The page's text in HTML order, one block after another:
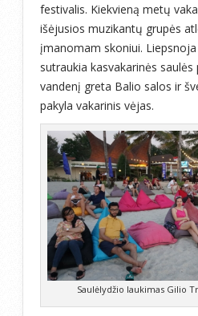
festivalis. Kiekvieną metų
išėjusios muzikantų grupės
įmanomam skoniui.
sutraukia kasvakarinės
vandenį greta Balio salos ir
pakyla vakarinis vėjas.
Saulėlydžio laukimas Gilio